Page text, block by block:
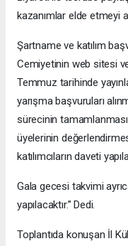
kazanımlar elde etmeyi
Şartname ve katılım
Cemiyetinin web sitesi
Temmuz tarihinde
yarışma başvuruları
sürecinin
üyelerinin
katılımcıların daveti
Gala gecesi takvimi
yapılacaktır.” Dedi.
Toplantıda konuşan İl